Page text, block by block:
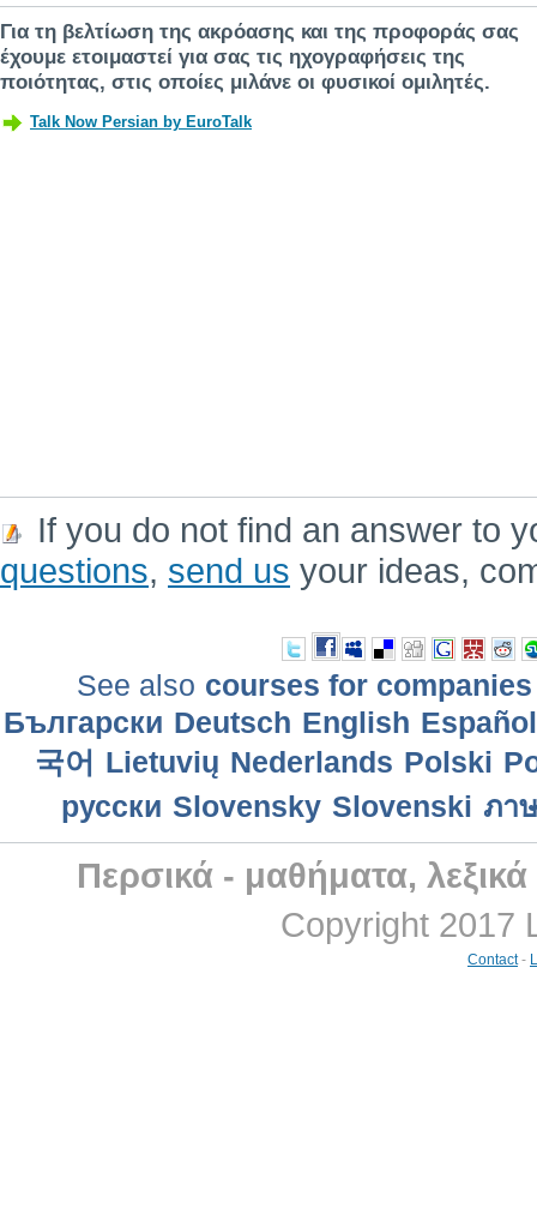
Για τη βελτίωση της ακρόασης και της προφοράς σας
έχουμε ετοιμαστεί για σας τις ηχογραφήσεις της
ποιότητας, στις οποίες μιλάνε οι φυσικοί ομιλητές.
If you do not find an answer to
questions, send us your ideas,
See also courses for companies
Български Deutsch English Еspañol
국어 Lietuvių Nederlands Polski
русски Slovensky Slovenski ภา
Περσικά - μαθήματα,
Copyright 2017
Contact-